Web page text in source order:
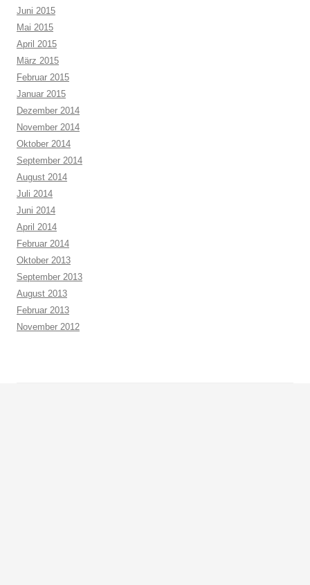
Juni 2015
Mai 2015
April 2015
März 2015
Februar 2015
Januar 2015
Dezember 2014
November 2014
Oktober 2014
September 2014
August 2014
Juli 2014
Juni 2014
April 2014
Februar 2014
Oktober 2013
September 2013
August 2013
Februar 2013
November 2012